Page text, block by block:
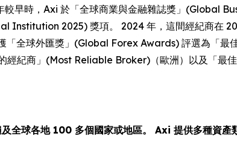
較早時，Axi 於「全球商業與金融雜誌獎」(Global
Institution 2025) 獎項。 2024 年，這間經紀商在
全球外匯獎」(Global Forex Awards) 評選為「最
經紀商」(Most Reliable Broker)（歐洲）以及「
全球各地 100 多個國家或地區。 Axi 提供多種資產